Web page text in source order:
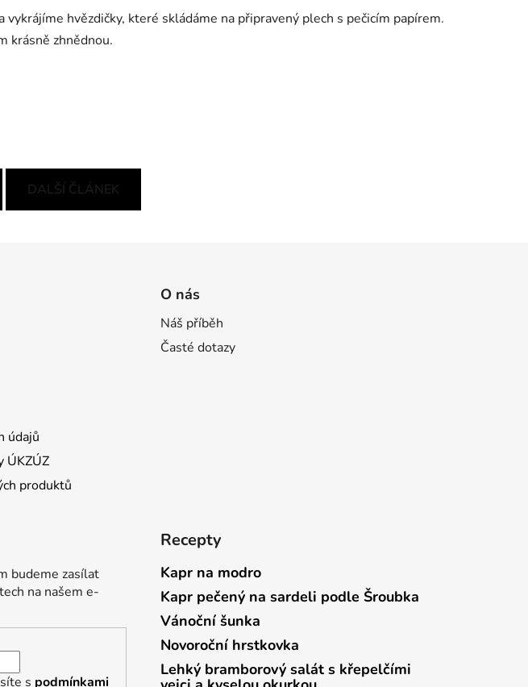
hvězdičky, které skládáme na připravený plech s pečicím papírem.
krásně zhnědnou.
DALŠÍ ČLÁNEK
údajů
ÚKZÚZ
produktů
O nás
Náš příběh
Časté dotazy
budeme zasílat
na našem e-
s podmínkami
Recepty
Kapr na modro
Kapr pečený na sardeli podle Šroubka
Vánoční šunka
Novoroční hrstkovka
Lehký bramborový salát s křepelčími